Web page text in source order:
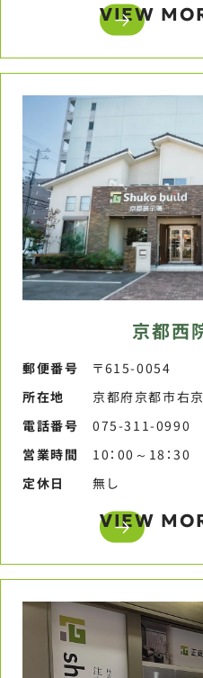
VIEW
京都西
郵便番号​
〒615-0054
所在地
京都府京都市右
電話番号​
075-311-0990​
営業時間​
10：00～18：30​
定休日​
無し​
VIEW